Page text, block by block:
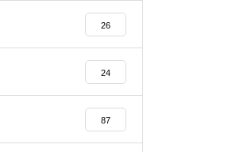
26
24
87